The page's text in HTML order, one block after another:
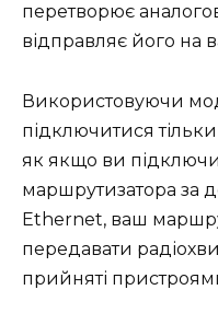
перетворює
відправляє його на
Використовуючи
підключитися
як якщо ви
маршрутизатора за
Ethernet, ваш
передавати
прийняті